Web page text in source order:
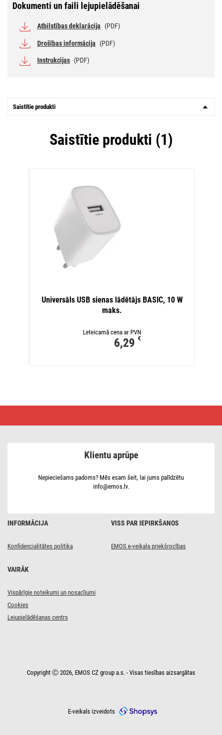
Dokumenti un faili lejupielādēšanai
Atbilstības deklarācija (PDF)
Drošības informācija (PDF)
Instrukcijas (PDF)
Saistītie produkti
Saistītie produkti (1)
Universāls USB sienas lādētājs BASIC, 10 W
maks.
Leteicamā cena ar PVN
6,29 €
INFORMĀCIJA
Konfidencialitātes politika
VISS PAR IEPIRKŠANOS
EMOS e-veikala priekšrocības
VAIRĀK
Vispārīgie noteikumi un nosacījumi
Cookies
Lejupielādēšanas centrs
Klientu aprūpe
Nepieciešams padoms? Mēs esam šeit, lai jums palīdzētu
info@emos.lv.
Copyright Ⓒ 2026, EMOS CZ group a.s. - Visas tiesības aizsargātas
E-veikals izveidots